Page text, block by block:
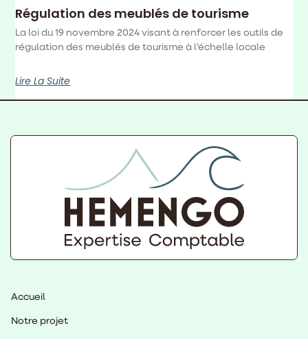
Régulation des meublés de tourisme
La loi du 19 novembre 2024 visant à renforcer les outils de
régulation des meublés de tourisme à l’échelle locale
Lire La Suite
Accueil
Notre projet